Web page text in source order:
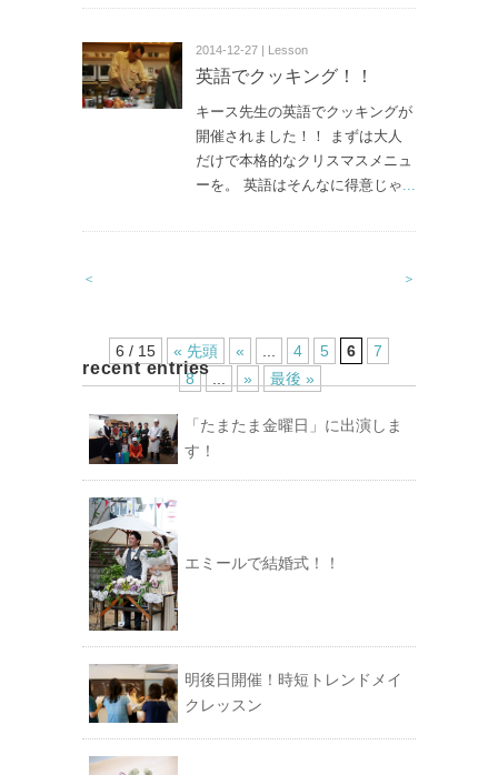
2014-12-27 | Lesson
英語でクッキング！！
キース先生の英語でクッキングが
開催されました！！ まずは大人
だけで本格的なクリスマスメニュ
ーを。 英語はそんなに得意じゃ...
＜ ＞
6 / 15 « 先頭 « 4 5 6
7
8
» 最後 »
recent entries
「たまたま金曜日」に出演しま
す！
エミールで結婚式！！
明後日開催！時短トレンドメイ
クレッスン